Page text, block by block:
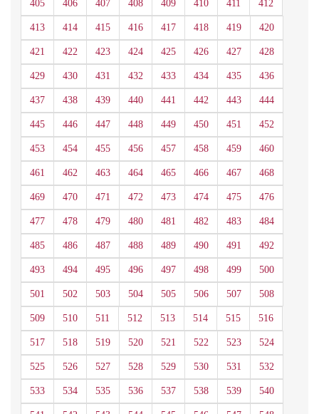
405 406 407 408 409 410 411 412
413 414 415 416 417 418 419 420
421 422 423 424 425 426 427 428
429 430 431 432 433 434 435 436
437 438 439 440 441 442 443 444
445 446 447 448 449 450 451 452
453 454 455 456 457 458 459 460
461 462 463 464 465 466 467 468
469 470 471 472 473 474 475 476
477 478 479 480 481 482 483 484
485 486 487 488 489 490 491 492
493 494 495 496 497 498 499 500
501 502 503 504 505 506 507 508
509 510 511 512 513 514 515 516
517 518 519 520 521 522 523 524
525 526 527 528 529 530 531 532
533 534 535 536 537 538 539 540